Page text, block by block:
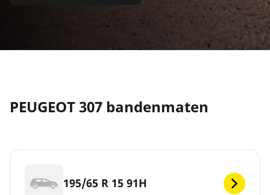
PEUGEOT 307 bandenmaten
195/65 R 15 91H